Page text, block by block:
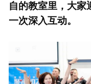
自的教室里，大
一次深入互动。